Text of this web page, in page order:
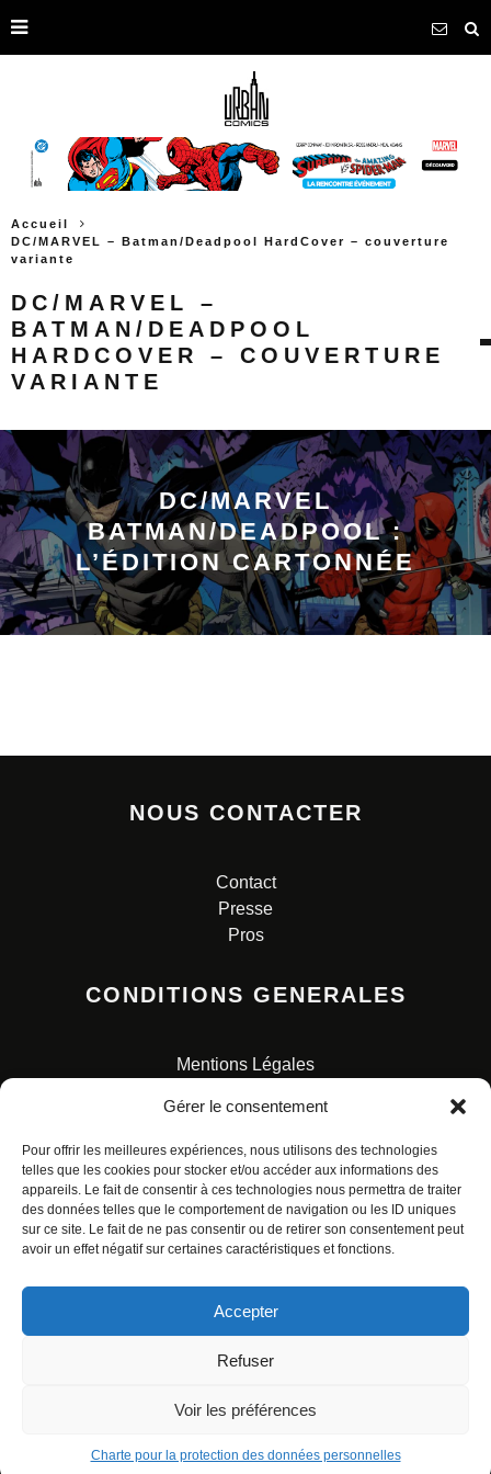
Gérer le consentement
Pour offrir les meilleures expériences, nous utilisons des technologies
telles que les cookies pour stocker et/ou accéder aux informations des
appareils. Le fait de consentir à ces technologies nous permettra de traiter
des données telles que le comportement de navigation ou les ID uniques
sur ce site. Le fait de ne pas consentir ou de retirer son consentement peut
avoir un effet négatif sur certaines caractéristiques et fonctions.
Accepter
Refuser
Voir les préférences
Charte pour la protection des données personnelles
Accueil
DC/MARVEL – Batman/Deadpool HardCover – couverture
variante
DC/MARVEL –
BATMAN/DEADPOOL
HARDCOVER – COUVERTURE
VARIANTE
DC/MARVEL
BATMAN/DEADPOOL :
L’ÉDITION CARTONNÉE
NOUS CONTACTER
Contact
Presse
Pros
CONDITIONS GENERALES
Mentions Légales
Charte pour la protection des données personnelles
© ALL RIGHTS RESERVED. URBAN COMICS POUR LES